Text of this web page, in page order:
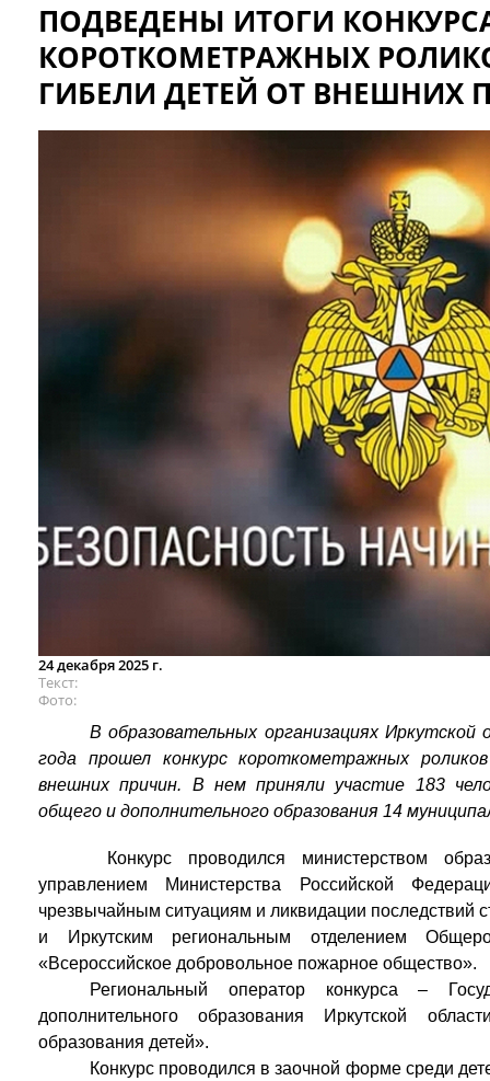
ПОДВЕДЕНЫ ИТОГИ
КОРОТКОМЕТРАЖНЫХ
ГИБЕЛИ ДЕТЕЙ ОТ ВНЕШНИХ
24 декабря 2025 г.
Текст
Фото
В образовательных организациях
года прошел конкурс короткометражных
внешних причин. В нем приняли участие 183
общего и дополнительного образования 14
Конкурс проводился министерством
управлением Министерства Российской
чрезвычайным ситуациям и ликвидации последствий
и Иркутским региональным отделением
«Всероссийское добровольное пожарное общество».
Региональный оператор конкурса –
дополнительного образования Иркутской
образования детей».
Конкурс проводился в заочной форме среди